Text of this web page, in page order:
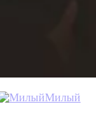
Милый